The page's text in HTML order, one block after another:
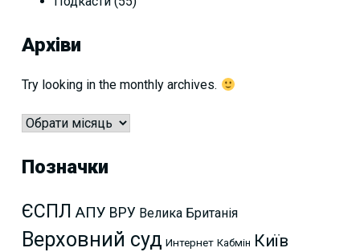
Архіви
Try looking in the monthly archives.
Архіви
Позначки
ЄСПЛ АПУ ВРУ Велика Британія
Верховний суд Интернет Кабмін Київ